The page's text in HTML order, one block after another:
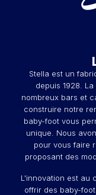
Stella est un
depuis 1928.
nombreux bars et
construire notre
baby-foot vous
unique. Nous
pour vous faire
proposant des
L'innovation est au
offrir des baby-